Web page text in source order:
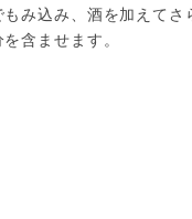
み込み、酒を加えてさ
含ませます。